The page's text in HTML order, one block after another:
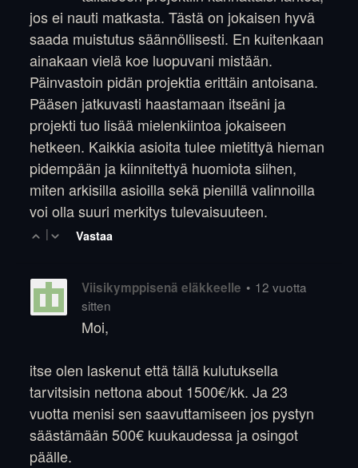
jos ei nauti matkasta. Tästä on jokaisen hyvä
saada muistutus säännöllisesti. En kuitenkaan
ainakaan vielä koe luopuvani mistään.
Päinvastoin pidän projektia erittäin antoisana.
Pääsen jatkuvasti haastamaan itseäni ja
projekti tuo lisää mielenkiintoa jokaiseen
hetkeen. Kaikkia asioita tulee mietittyä hieman
pidempään ja kiinnitettyä huomiota siihen,
miten arkisilla asioilla sekä pienillä valinnoilla
voi olla suuri merkitys tulevaisuuteen.
| Vastaa
Viisikymppisenä eläkkeelle • 12 vuotta
sitten
Moi,
itse olen laskenut että tällä kulutuksella
tarvitsisin nettona about 1500€/kk. Ja 23
vuotta menisi sen saavuttamiseen jos pystyn
säästämään 500€ kuukaudessa ja osingot
päälle.